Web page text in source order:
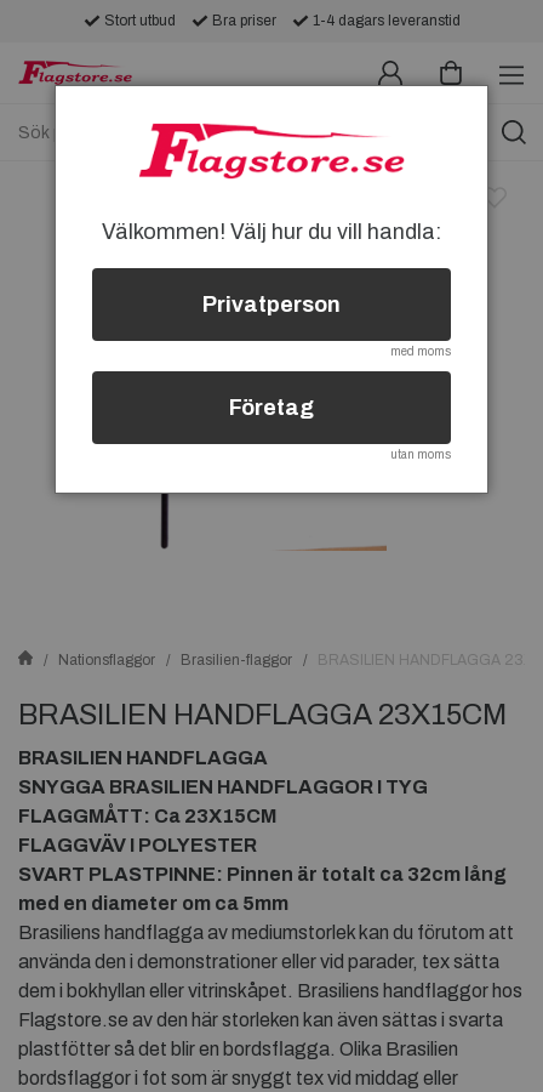
Stort utbud Bra priser 1-4 dagars leveranstid
Nationsflaggor Brasilien-flaggor BRASILIEN HANDFLAGGA
BRASILIEN HANDFLAGGA 23X15CM
BRASILIEN HANDFLAGGA
SNYGGA BRASILIEN HANDFLAGGOR I TYG
FLAGGMÅTT: Ca 23X15CM
FLAGGVÄV I POLYESTER
SVART PLASTPINNE: Pinnen är totalt ca 32cm lång
med en diameter om ca 5mm
Brasiliens handflagga av mediumstorlek kan du förutom att
använda den i demonstrationer eller vid parader, tex sätta
dem i bokhyllan eller vitrinskåpet. Brasiliens handflaggor hos
Flagstore.se av den här storleken kan även sättas i svarta
plastfötter så det blir en bordsflagga. Olika Brasilien
bordsflaggor i fot som är snyggt tex vid middag eller
Välkommen! Välj hur du vill handla:
Privatperson
med moms
Företag
utan moms